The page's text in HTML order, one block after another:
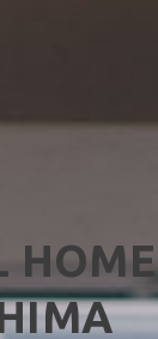
HOME